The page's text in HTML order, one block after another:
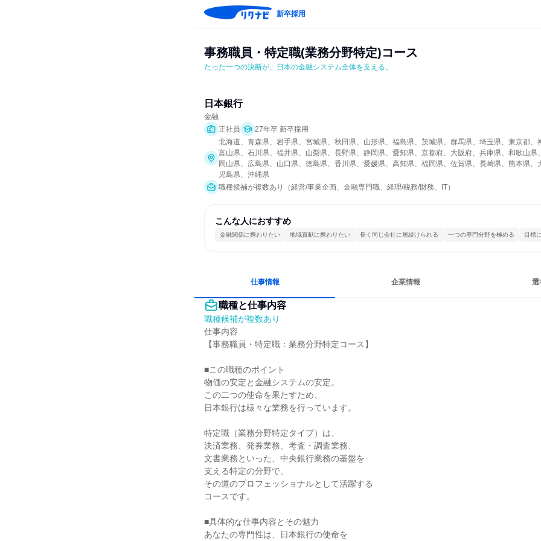
新卒採用
事務職員・特定職(業務分野特定)コース
たった一つの決断が、日本の金融システム全体を支える。
日本銀行
金融
正社員
27年卒 新卒採用
北海道、青森県、岩手県、宮城県、秋田県、山形県、福島県、茨城県、群馬県、埼玉県、東京都、
富山県、石川県、福井県、山梨県、長野県、静岡県、愛知県、京都府、大阪府、兵庫県、和歌山県
岡山県、広島県、山口県、徳島県、香川県、愛媛県、高知県、福岡県、佐賀県、長崎県、熊本県、
児島県、沖縄県
職種候補が複数あり（経営/事業企画、金融専門職、経理/税務/財務、IT）
こんな人におすすめ
金融関係に携わりたい 地域貢献に携わりたい 長く同じ会社に居続けられる 一つの専門分野を極める 目標
仕事情報 企業情報 選
職種と仕事内容
職種候補が複数あり
仕事内容
【事務職員・特定職：業務分野特定コース】
■この職種のポイント
物価の安定と金融システムの安定。
この二つの使命を果たすため、
日本銀行は様々な業務を行っています。
特定職（業務分野特定タイプ）は、
決済業務、発券業務、考査・調査業務、
文書業務といった、中央銀行業務の基盤を
支える特定の分野で、
その道のプロフェッショナルとして活躍する
コースです。
■具体的な仕事内容とその魅力
あなたの専門性は、日本銀行の使命を